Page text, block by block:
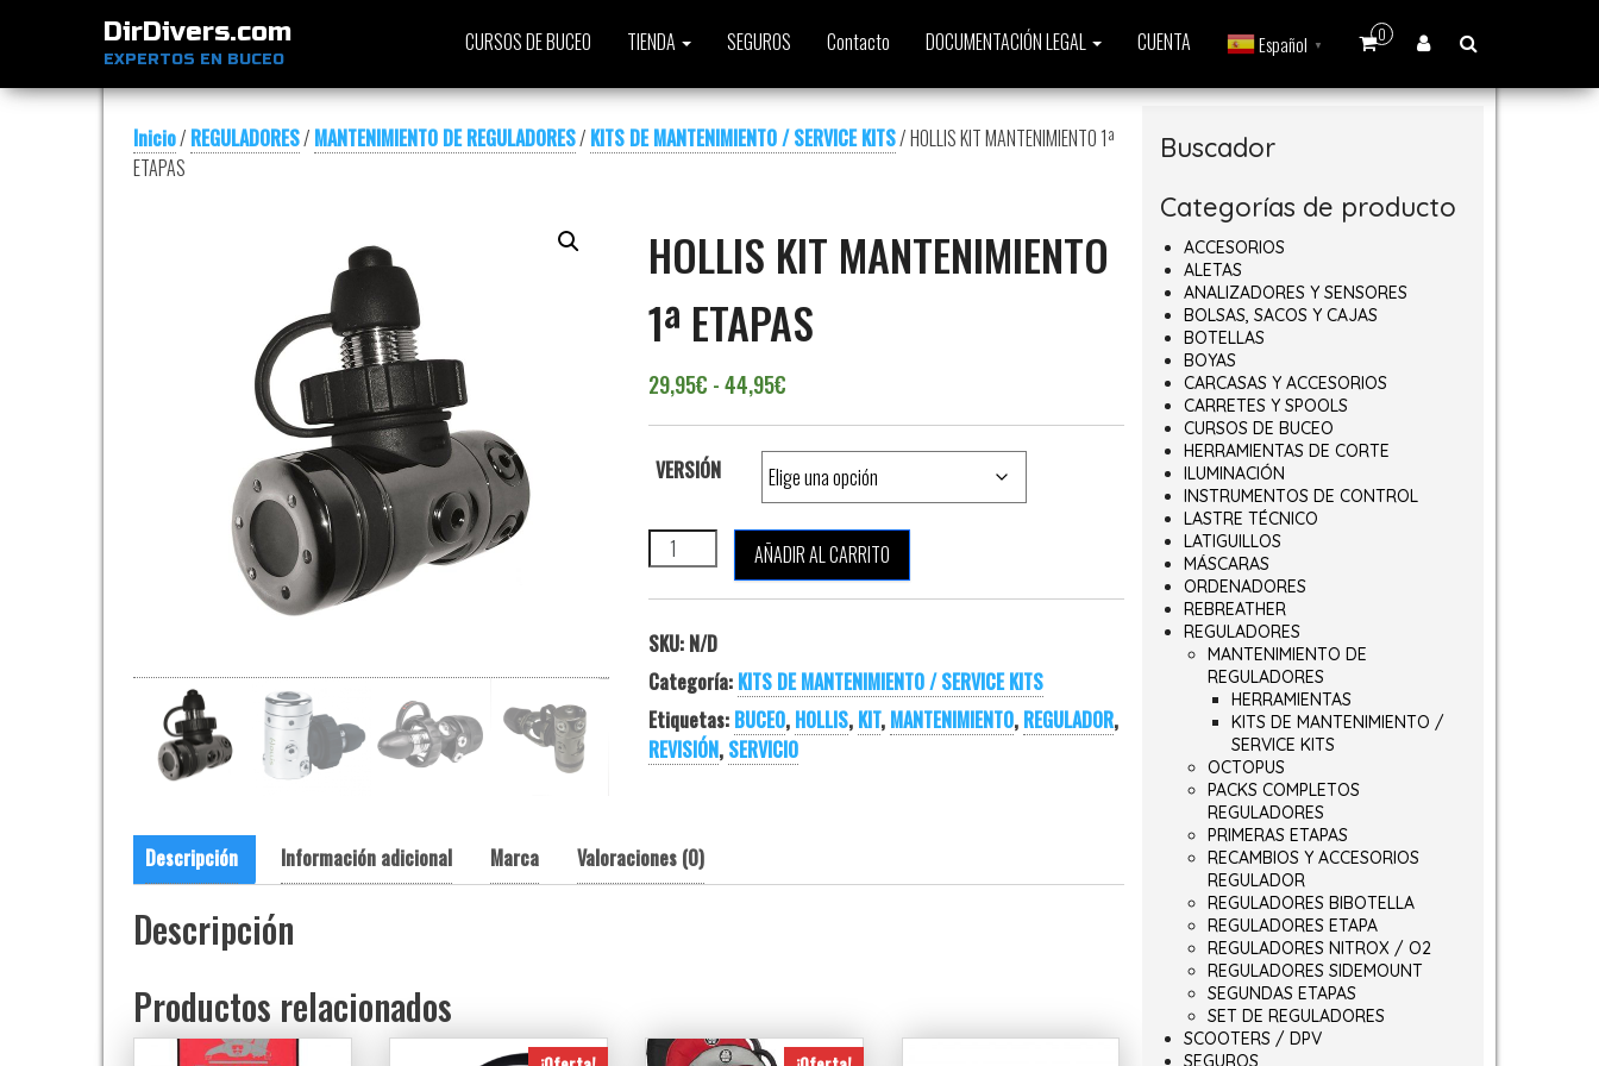
DirDivers.com
EXPERTOS EN BUCEO
0
CURSOS DE BUCEO TIENDA SEGUROS Contacto DOCUMENTACIÓN LEGAL CUENTA Español ▼
Inicio/ REGULADORES/ MANTENIMIENTO DE REGULADORES/ KITS DE MANTENIMIENTO / SERVICE KITS/ HOLLIS KIT MANTENIMIENTO 1ª
ETAPAS
HOLLIS KIT MANTENIMIENTO
1ª ETAPAS
29,95€ -44,95€Rango de precios: desde 29,95€ hasta 44,95€
VERSIÓN
HOLLIS KIT MANTENIMIENTO 1ª ETAPAS cantidad
AÑADIR AL CARRITO
SKU: N/D
Categoría: KITS DE MANTENIMIENTO / SERVICE KITS
Etiquetas: BUCEO, HOLLIS, KIT, MANTENIMIENTO, REGULADOR,
REVISIÓN, SERVICIO
Descripción Información adicional Marca Valoraciones (0)
Descripción
Productos relacionados
Buscador
Categorías de producto
ACCESORIOS
ALETAS
ANALIZADORES Y SENSORES
BOLSAS, SACOS Y CAJAS
BOTELLAS
BOYAS
CARCASAS Y ACCESORIOS
CARRETES Y SPOOLS
CURSOS DE BUCEO
HERRAMIENTAS DE CORTE
ILUMINACIÓN
INSTRUMENTOS DE CONTROL
LASTRE TÉCNICO
LATIGUILLOS
MÁSCARAS
ORDENADORES
REBREATHER
REGULADORES
MANTENIMIENTO DE
REGULADORES
HERRAMIENTAS
KITS DE MANTENIMIENTO /
SERVICE KITS
OCTOPUS
PACKS COMPLETOS
REGULADORES
PRIMERAS ETAPAS
RECAMBIOS Y ACCESORIOS
REGULADOR
REGULADORES BIBOTELLA
REGULADORES ETAPA
REGULADORES NITROX / O2
REGULADORES SIDEMOUNT
SEGUNDAS ETAPAS
SET DE REGULADORES
SCOOTERS / DPV
SEGUROS